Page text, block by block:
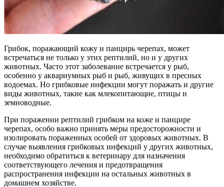
Грибок, поражающий кожу и панцирь черепах, может
встречаться не только у этих рептилий, но и у других
животных. Часто этот заболевание встречается у рыб,
особенно у аквариумных рыб и рыб, живущих в пресных
водоемах. Но грибковые инфекции могут поражать и другие
виды животных, такие как млекопитающие, птицы и
земноводные.
При поражении рептилий грибком на коже и панцире
черепах, особо важно принять меры предосторожности и
изолировать пораженных особей от здоровых животных. В
случае выявления грибковых инфекций у других животных,
необходимо обратиться к ветеринару для назначения
соответствующего лечения и предотвращения
распространения инфекции на остальных животных в
домашнем хозяйстве.